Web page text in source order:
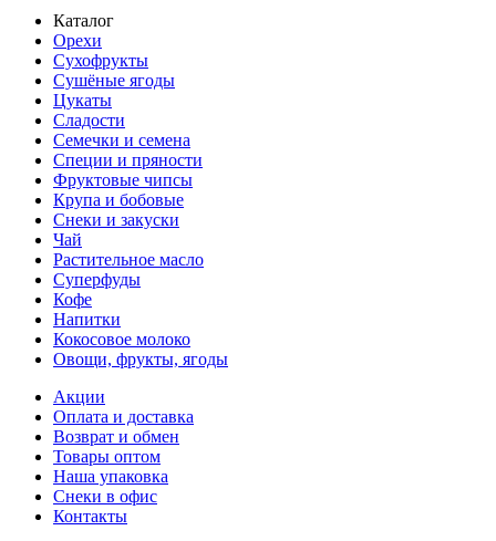
Каталог
Орехи
Сухофрукты
Сушёные ягоды
Цукаты
Сладости
Семечки и семена
Специи и пряности
Фруктовые чипсы
Крупа и бобовые
Снеки и закуски
Чай
Растительное масло
Суперфуды
Кофе
Напитки
Кокосовое молоко
Овощи, фрукты, ягоды
Акции
Оплата и доставка
Возврат и обмен
Товары оптом
Наша упаковка
Снеки в офис
Контакты